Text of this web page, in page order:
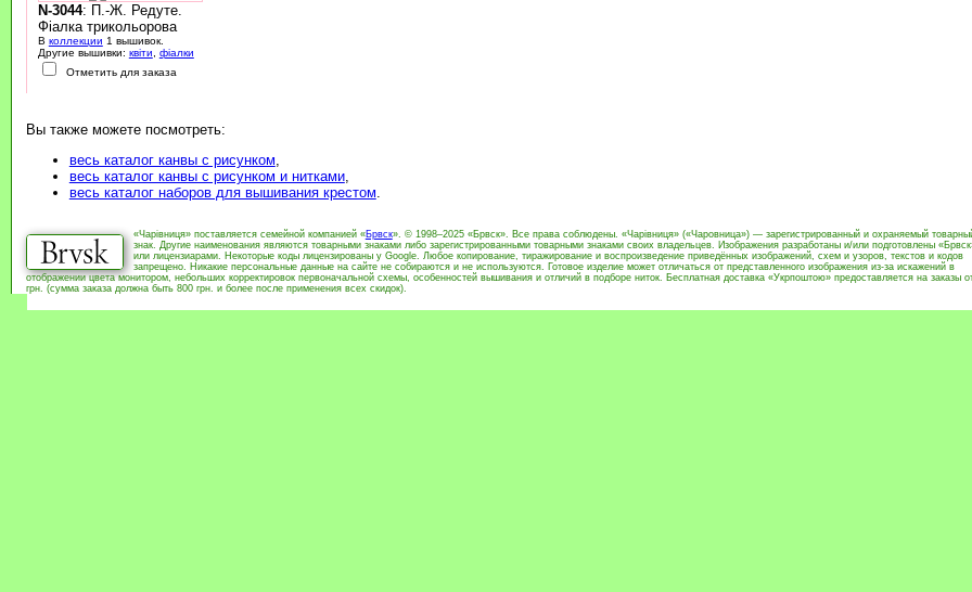
N-3044: П.-Ж. Редуте.
Фіалка трикольорова
В коллекции 1 вышивок.
Другие вышивки: квіти
фіалки
Отметить для заказа
Вы также можете посмотреть:
весь каталог канвы с рисунком
весь каталог канвы с рисунком и нитками,
весь каталог наборов для вышивания крестом
«Чарівниця» поставляется семейной компанией «Брвск». © 1998–2025 «Брвск». Все права соблюдены. «Чарівниця» («Чаровница») — зарегистрированный и охраняемый
знак. Другие наименования являются товарными знаками либо зарегистрированными товарными знаками своих владельцев. Изображения разработаны и/или подготовлены
или лицензиарами. Некоторые коды лицензированы у Google. Любое копирование, тиражирование и воспроизведение приведённых изображений, схем и узоров, текстов и кодов
запрещено. Никакие персональные данные на сайте не собираются и не используются. Готовое изделие может отличаться от представленного изображения из-за искажений в
отображении цвета монитором, небольших корректировок первоначальной схемы, особенностей вышивания и отличий в подборе ниток. Бесплатная доставка «Укрпоштою» предоставляется на заказы
грн. (сумма заказа должна быть 800 грн. и более после применения всех скидок).